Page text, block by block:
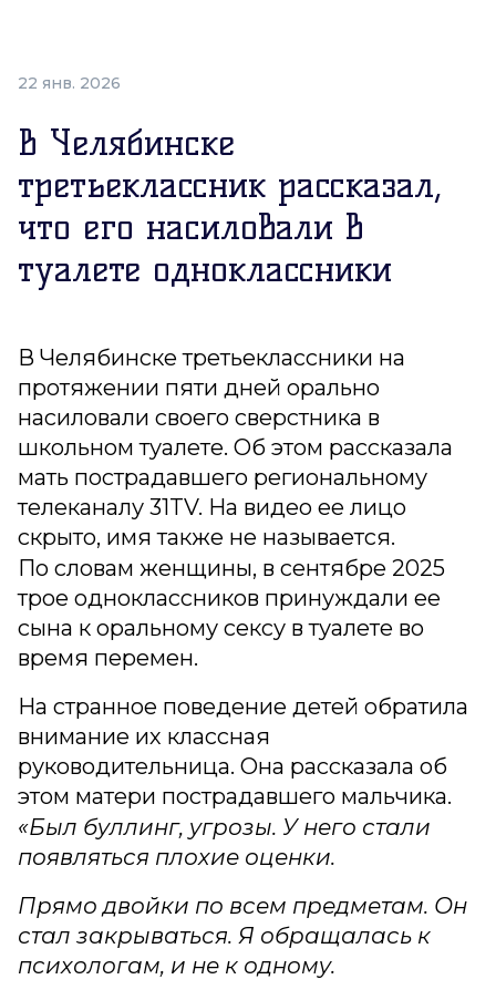
22 янв. 2026
В Челябинске
третьеклассник рассказал,
что его насиловали в
туалете одноклассники
В Челябинске третьеклассники на
протяжении пяти дней орально
насиловали своего сверстника в
школьном туалете. Об этом рассказала
мать пострадавшего региональному
телеканалу 31TV. На видео ее лицо
скрыто, имя также не называется.
По словам женщины, в сентябре 2025
трое одноклассников принуждали ее
сына к оральному сексу в туалете во
время перемен.
На странное поведение детей обратила
внимание их классная
руководительница. Она рассказала об
этом матери пострадавшего мальчика.
«Был буллинг, угрозы. У него стали
появляться плохие оценки.
Прямо двойки по всем предметам. Он
стал закрываться. Я обращалась к
психологам, и не к одному.